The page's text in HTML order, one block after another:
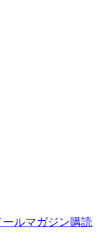
ールマガジン購読